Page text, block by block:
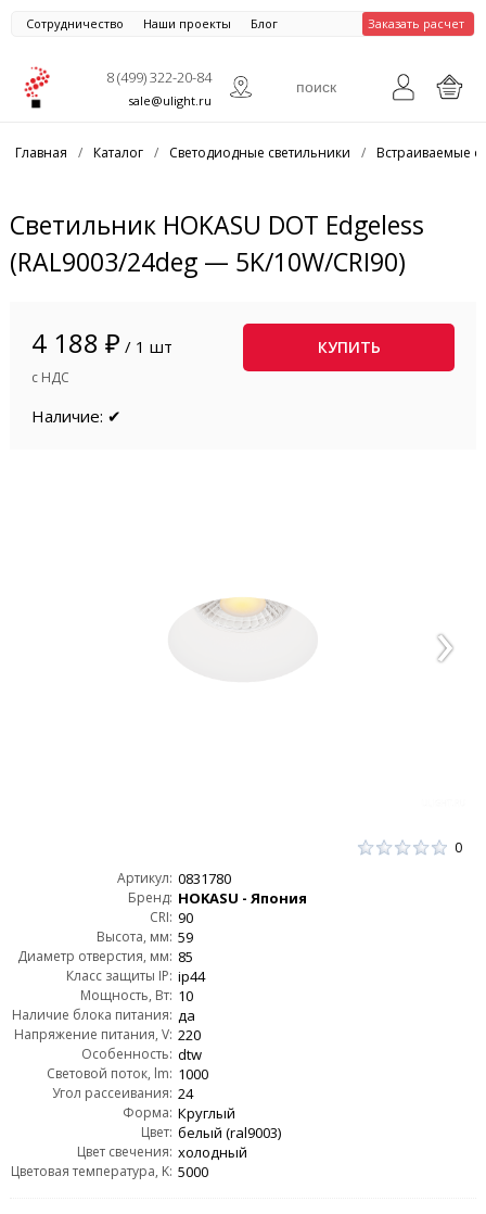
Сотрудничество Наши проекты Блог Заказать расчет
8 (499) 322-20-84
sale@ulight.ru
Главная / Каталог / Светодиодные светильники / Встраиваемые
Светильник HOKASU DOT Edgeless
(RAL9003/24deg — 5K/10W/CRI90)
4 188 ₽ / 1 шт
с НДС
КУПИТЬ
Наличие: ✔
0
Артикул: 0831780
Бренд: HOKASU - Япония
CRI: 90
Высота, мм: 59
Диаметр отверстия, мм: 85
Класс защиты IP: ip44
Мощность, Вт: 10
Наличие блока питания: да
Напряжение питания, V: 220
Особенность: dtw
Световой поток, lm: 1000
Угол рассеивания: 24
Форма: Круглый
Цвет: белый (ral9003)
Цвет свечения: холодный
Цветовая температура, K: 5000